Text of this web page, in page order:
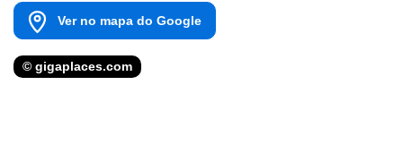
Ver no mapa do Google
© gigaplaces.com